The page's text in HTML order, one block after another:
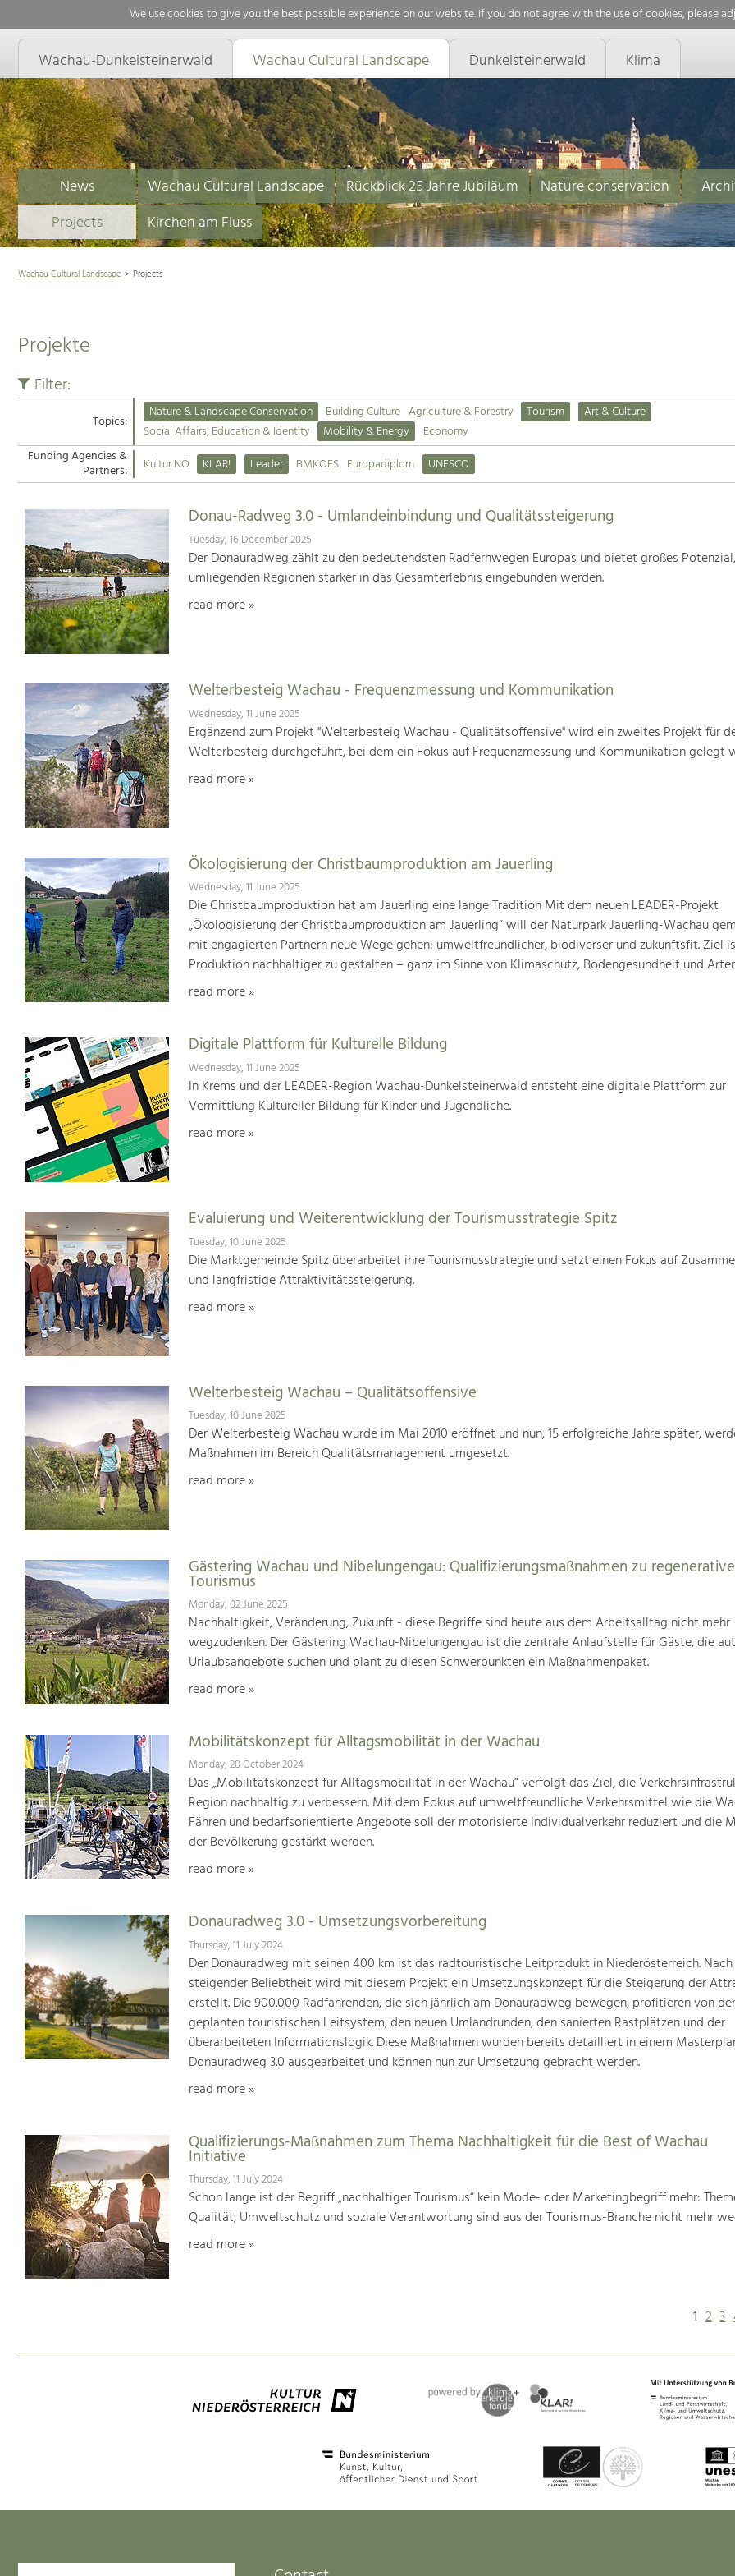
We use cookies to give you the best possible experience on our website. If you do not agree with the use of cookies, please
Wachau-Dunkelsteinerwald Wachau Cultural Landscape Dunkelsteinerwald Klima
News Wachau Cultural Landscape Rückblick 25 Jahre Jubiläum Nature conservation
Projects
Kirchen am Fluss
Wachau Cultural Landscape Projects
Projekte
Filter:
Topics: Nature & Landscape Conservation Building Culture Agriculture & Forestry Tourism
Art & Culture
Social Affairs, Education & Identity
Mobility & Energy
Economy
Funding Agencies &
Partners: Kultur NÖ KLAR! Leader BMKOES Europadiplom UNESCO
Donau-Radweg 3.0 - Umlandeinbindung und Qualitätssteigerung
Tuesday, 16 December 2025
Der Donauradweg zählt zu den bedeutendsten Radfernwegen Europas und bietet großes
umliegenden Regionen stärker in das Gesamterlebnis eingebunden werden.
read more »
Welterbesteig Wachau - Frequenzmessung und Kommunikation
Wednesday, 11 June 2025
Ergänzend zum Projekt "Welterbesteig Wachau - Qualitätsoffensive" wird ein zweites Projekt für
Welterbesteig durchgeführt, bei dem ein Fokus auf Frequenzmessung und Kommunikation gelegt
read more »
Ökologisierung der Christbaumproduktion am Jauerling
Wednesday, 11 June 2025
Die Christbaumproduktion hat am Jauerling eine lange Tradition Mit dem neuen LEADER-Projekt
„Ökologisierung der Christbaumproduktion am Jauerling“ will der Naturpark Jauerling-Wachau
mit engagierten Partnern neue Wege gehen: umweltfreundlicher, biodiverser und zukunftsfit. Ziel
Produktion nachhaltiger zu gestalten – ganz im Sinne von Klimaschutz, Bodengesundheit und
read more »
Digitale Plattform für Kulturelle Bildung
Wednesday, 11 June 2025
In Krems und der LEADER-Region Wachau-Dunkelsteinerwald entsteht eine digitale Plattform zur
Vermittlung Kultureller Bildung für Kinder und Jugendliche.
read more »
Evaluierung und Weiterentwicklung der Tourismusstrategie Spitz
Tuesday, 10 June 2025
Die Marktgemeinde Spitz überarbeitet ihre Tourismusstrategie und setzt einen Fokus auf
und langfristige Attraktivitätssteigerung.
read more »
Welterbesteig Wachau – Qualitätsoffensive
Tuesday, 10 June 2025
Der Welterbesteig Wachau wurde im Mai 2010 eröffnet und nun, 15 erfolgreiche Jahre später,
Maßnahmen im Bereich Qualitätsmanagement umgesetzt.
read more »
Gästering Wachau und Nibelungengau: Qualifizierungsmaßnahmen zu
Tourismus
Monday, 02 June 2025
Nachhaltigkeit, Veränderung, Zukunft - diese Begriffe sind heute aus dem Arbeitsalltag nicht mehr
wegzudenken. Der Gästering Wachau-Nibelungengau ist die zentrale Anlaufstelle für Gäste, die
Urlaubsangebote suchen und plant zu diesen Schwerpunkten ein Maßnahmenpaket.
read more »
Mobilitätskonzept für Alltagsmobilität in der Wachau
Monday, 28 October 2024
Das „Mobilitätskonzept für Alltagsmobilität in der Wachau“ verfolgt das Ziel, die
Region nachhaltig zu verbessern. Mit dem Fokus auf umweltfreundliche Verkehrsmittel wie die
Fähren und bedarfsorientierte Angebote soll der motorisierte Individualverkehr reduziert und die
der Bevölkerung gestärkt werden.
read more »
Donauradweg 3.0 - Umsetzungsvorbereitung
Thursday, 11 July 2024
Der Donauradweg mit seinen 400 km ist das radtouristische Leitprodukt in Niederösterreich. Nach
steigender Beliebtheit wird mit diesem Projekt ein Umsetzungskonzept für die Steigerung der
erstellt. Die 900.000 Radfahrenden, die sich jährlich am Donauradweg bewegen, profitieren von
geplanten touristischen Leitsystem, den neuen Umlandrunden, den sanierten Rastplätzen und der
überarbeiteten Informationslogik. Diese Maßnahmen wurden bereits detailliert in einem
Donauradweg 3.0 ausgearbeitet und können nun zur Umsetzung gebracht werden.
read more »
Qualifizierungs-Maßnahmen zum Thema Nachhaltigkeit für die Best of Wachau
Initiative
Thursday, 11 July 2024
Schon lange ist der Begriff „nachhaltiger Tourismus“ kein Mode- oder Marketingbegriff mehr:
Qualität, Umweltschutz und soziale Verantwortung sind aus der Tourismus-Branche nicht mehr
read more »
1 2 3